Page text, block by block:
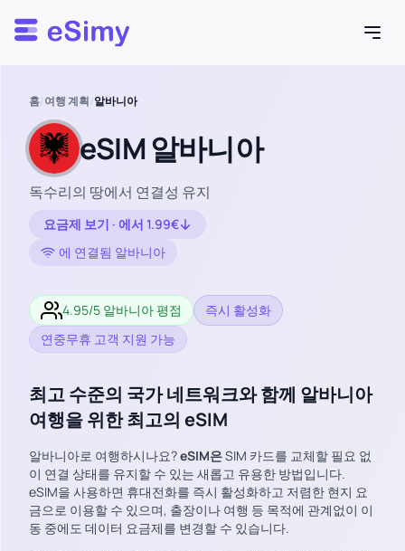
Esimy
홈/여행 계획/알바니아
eSIM 알바니아
독수리의 땅에서 연결성 유지
요금제 보기 · 에서 1.99€
에 연결됨 알바니아
4.95/5 알바니아 평점
즉시 활성화
연중무휴 고객 지원 가능
최고 수준의 국가 네트워크와 함께 알바니아
여행을 위한 최고의 eSIM
알바니아로 여행하시나요?eSIM은SIM 카드를 교체할 필요 없
이 연결 상태를 유지할 수 있는 새롭고 유용한 방법입니다.
eSIM을 사용하면 휴대전화를 즉시 활성화하고 저렴한 현지 요
금으로 이용할 수 있으며, 출장이나 여행 등 목적에 관계없이 이
동 중에도 데이터 요금제를 변경할 수 있습니다.